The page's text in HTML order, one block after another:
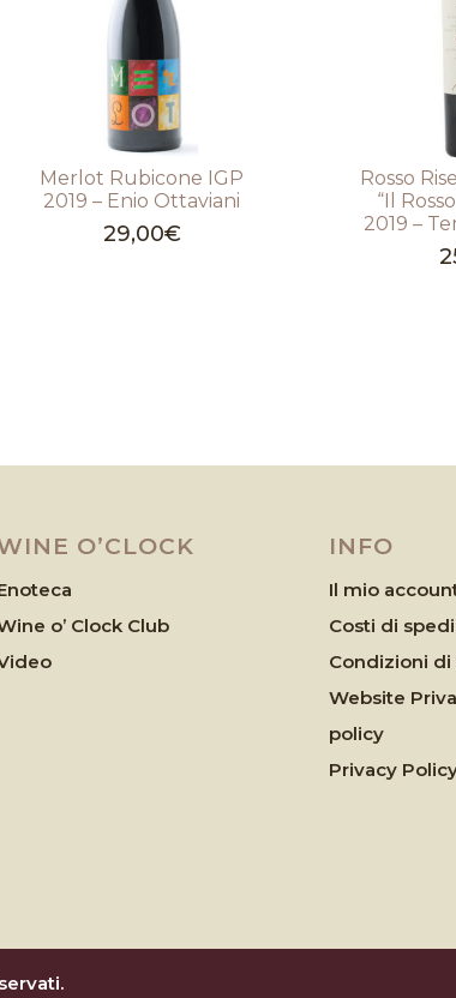
Merlot Rubicone IGP
2019 – Enio Ottaviani
29,00€
Rosso
“Il
2019 –
O’CLOCK
o’ Clock Club
INFO
Il mio
Costi di
Condizioni
Website
policy
Privacy